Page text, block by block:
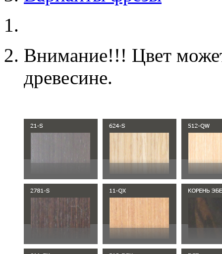
Внимание!!! Цвет
древесине.